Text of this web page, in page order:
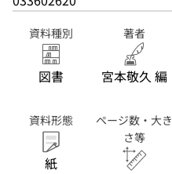
資料種別
図書
著者
宮本敬久 編
資料形態
紙
ページ数・大き
さ等